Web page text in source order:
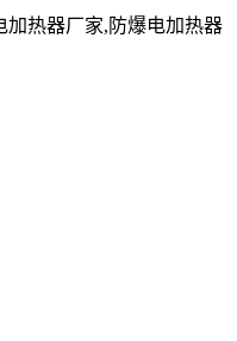
加热器厂家,防爆电加热器